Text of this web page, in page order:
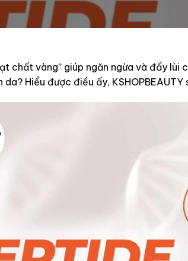
chất vàng” giúp ngăn ngừa và đẩy
Hiểu được điều ấy,